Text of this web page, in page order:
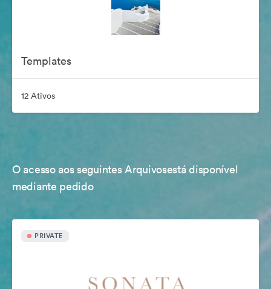
Templates
12 Ativos
O acesso aos seguintes Arquivosestá disponível
mediante pedido
PRIVATE